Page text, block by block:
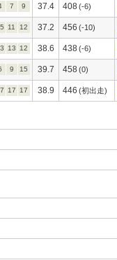
7 9 37.4 408(-6)
11 12 37.2 456 (-10)
13 12 38.6 438(-6)
9 15 39.7 458 (0)
17 17 38.9 446 (初出走)